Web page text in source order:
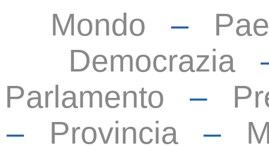
Mondo –
Democrazia
Parlamento –
– Provincia –